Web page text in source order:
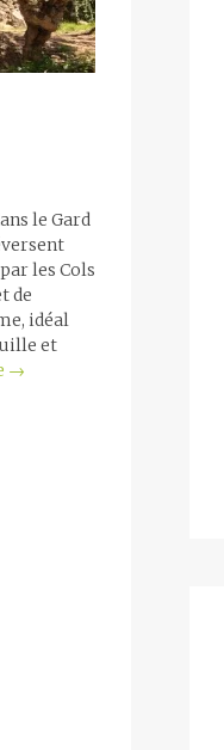
le Gard
les Cols
de
idéal
et
→